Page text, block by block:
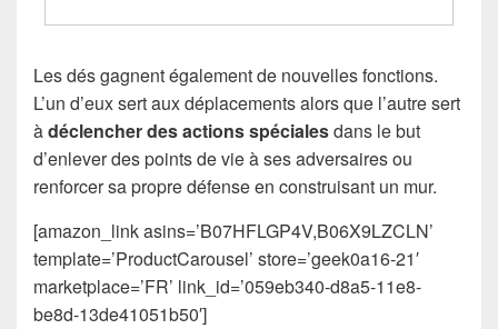
Les dés gagnent également de nouvelles fonctions.
L’un d’eux sert aux déplacements alors que l’autre sert
àdéclencher des actions spécialesdans le but
d’enlever des points de vie à ses adversaires ou
renforcer sa propre défense en construisant un mur.
[amazon_link asins=’B07HFLGP4V,B06X9LZCLN’
template=’ProductCarousel’ store=’geek0a16-21′
marketplace=’FR’ link_id=’059eb340-d8a5-11e8-
be8d-13de41051b50′]